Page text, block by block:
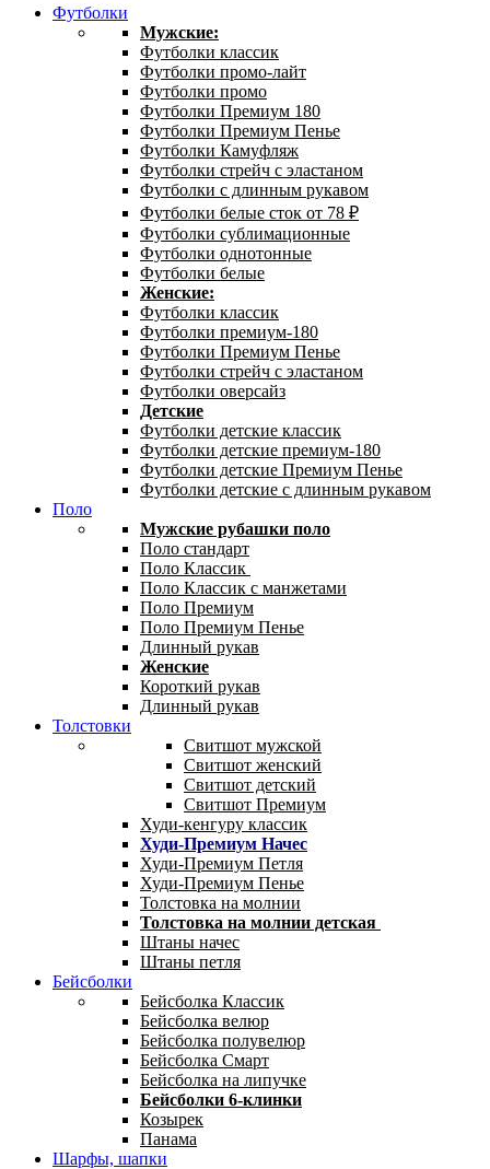
Футболки
Мужские:
Футболки классик
Футболки промо-лайт
Футболки промо
Футболки Премиум 180
Футболки Премиум Пенье
Футболки Камуфляж
Футболки стрейч с эластаном
Футболки с длинным рукавом
Футболки белые сток от 78 ₽
Футболки сублимационные
Футболки однотонные
Футболки белые
Женские:
Футболки классик
Футболки премиум-180
Футболки Премиум Пенье
Футболки стрейч с эластаном
Футболки оверсайз
Детские
Футболки детские классик
Футболки детские премиум-180
Футболки детские Премиум Пенье
Футболки детские с длинным рукавом
Поло
Мужские рубашки поло
Поло стандарт
Поло Классик
Поло Классик с манжетами
Поло Премиум
Поло Премиум Пенье
Длинный рукав
Женские
Короткий рукав
Длинный рукав
Толстовки
Свитшот мужской
Свитшот женский
Свитшот детский
Свитшот Премиум
Худи-кенгуру классик
Худи-Премиум Начес
Худи-Премиум Петля
Худи-Премиум Пенье
Толстовка на молнии
Толстовка на молнии детская
Штаны начес
Штаны петля
Бейсболки
Бейсболка Классик
Бейсболка велюр
Бейсболка полувелюр
Бейсболка Смарт
Бейсболка на липучке
Бейсболки 6-клинки
Козырек
Панама
Шарфы, шапки